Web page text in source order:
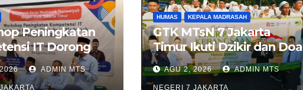
Peningkatan
IT Dorong
Digitalisasi
di Jakarta
ADMIN MTS
HUMAS KEPALA MADRASAH
GTK MTsN 7 Jakarta
Timur Ikuti Dzikir dan Doa
Kebangsaan Lintas
Agama di Monas
AGU 2, 2026 ADMIN MTS
NEGERI 7 JAKARTA